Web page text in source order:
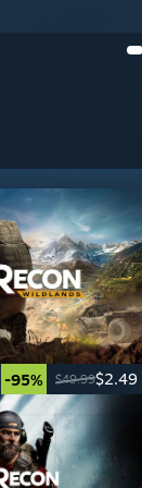
-95% $49.99$2.49